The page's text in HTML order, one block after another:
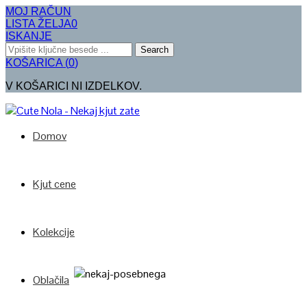
MOJ RAČUN
LISTA ŽELJA0
ISKANJE
Search
KOŠARICA (0)
V KOŠARICI NI IZDELKOV.
Domov
Kjut cene
Kolekcije
Oblačila